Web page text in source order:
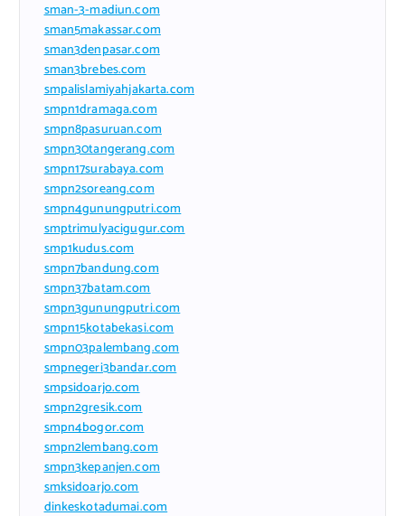
sman-3-madiun.com
sman5makassar.com
sman3denpasar.com
sman3brebes.com
smpalislamiyahjakarta.com
smpn1dramaga.com
smpn8pasuruan.com
smpn30tangerang.com
smpn17surabaya.com
smpn2soreang.com
smpn4gunungputri.com
smptrimulyacigugur.com
smp1kudus.com
smpn7bandung.com
smpn37batam.com
smpn3gunungputri.com
smpn15kotabekasi.com
smpn03palembang.com
smpnegeri3bandar.com
smpsidoarjo.com
smpn2gresik.com
smpn4bogor.com
smpn2lembang.com
smpn3kepanjen.com
smksidoarjo.com
dinkeskotadumai.com